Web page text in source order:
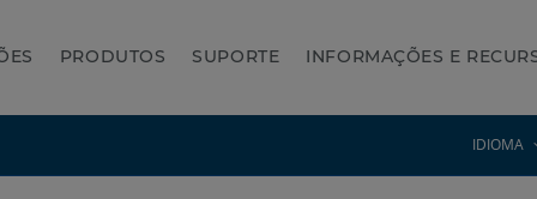
PRODUTOS SUPORTE INFORMAÇÕES E
IDIOMA